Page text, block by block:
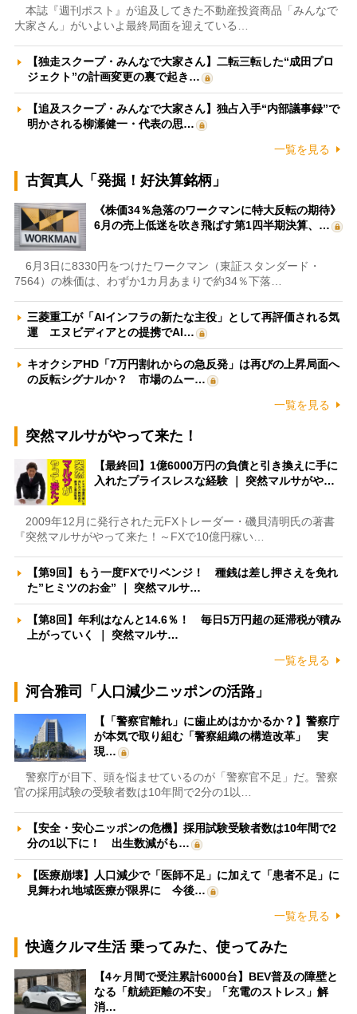
本誌『週刊ポスト』が追及してきた不動産投資商品「みんなで
大家さん」がいよいよ最終局面を迎えている…
【独走スクープ・みんなで大家さん】二転三転した“成田プロ
ジェクト”の計画変更の裏で起き…
【追及スクープ・みんなで大家さん】独占入手“内部議事録”で
明かされる柳瀬健一・代表の思…
一覧を見る
古賀真人「発掘！好決算銘柄」
《株価34％急落のワークマンに特大反転の期待》
6月の売上低迷を吹き飛ばす第1四半期決算、…
6月3日に8330円をつけたワークマン（東証スタンダード・
7564）の株価は、わずか1カ月あまりで約34％下落…
三菱重工が「AIインフラの新たな主役」として再評価される気
運 エヌビディアとの提携でAI…
キオクシアHD「7万円割れからの急反発」は再びの上昇局面へ
の反転シグナルか？ 市場のムー…
一覧を見る
突然マルサがやって来た！
【最終回】1億6000万円の負債と引き換えに手に
入れたプライスレスな経験 ｜ 突然マルサがや…
2009年12月に発行された元FXトレーダー・磯貝清明氏の著書
『突然マルサがやって来た！～FXで10億円稼い…
【第9回】もう一度FXでリベンジ！ 種銭は差し押さえを免れ
た”ヒミツのお金” ｜ 突然マルサ…
【第8回】年利はなんと14.6％！ 毎日5万円超の延滞税が積み
上がっていく ｜ 突然マルサ…
一覧を見る
河合雅司「人口減少ニッポンの活路」
【「警察官離れ」に歯止めはかかるか？】警察庁
が本気で取り組む「警察組織の構造改革」 実
現…
警察庁が目下、頭を悩ませているのが「警察官不足」だ。警察
官の採用試験の受験者数は10年間で2分の1以…
【安全・安心ニッポンの危機】採用試験受験者数は10年間で2
分の1以下に！ 出生数減がも…
【医療崩壊】人口減少で「医師不足」に加えて「患者不足」に
見舞われ地域医療が限界に 今後…
一覧を見る
快適クルマ生活 乗ってみた、使ってみた
【4ヶ月間で受注累計6000台】BEV普及の障壁と
なる「航続距離の不安」「充電のストレス」解
消…